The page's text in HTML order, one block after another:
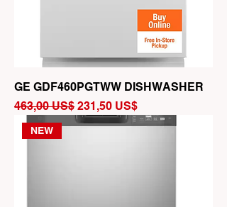
GE GDF460PGTWW DISHWASHER
Precio
463,00 US$ Precio de oferta
231,50 US$
NEW